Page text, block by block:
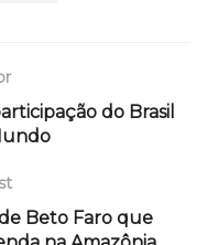
do Brasil
Beto Faro que